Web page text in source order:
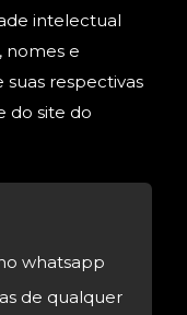
intelectual
nomes e
respectivas
do site do
whatsapp
de qualquer